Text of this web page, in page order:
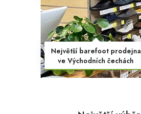
Největší barefoot prodejna
ve Východních čechách